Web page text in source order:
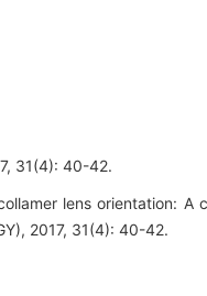
31(4): 40-42.
lens orientation: A
2017, 31(4): 40-42.